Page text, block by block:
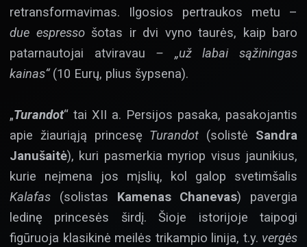
retransformavimas. Ilgosios pertraukos metu –
due espressošotas ir dvi vyno taurės, kaip baro
patarnautojai atviravau – „už labai sąžiningas
kainas“(10 Eurų, plius šypsena).
„Turandot“ tai XII a. Persijos pasaka, pasakojantis
apie žiauriąją princesę Turandot (solistė Sandra
Janušaitė), kuri pasmerkia myriop visus jaunikius,
kurie neįmena jos mįslių, kol galop svetimšalis
Kalafas (solistas Kamenas Chanevas) pavergia
ledinę princesės širdį. Šioje istorijoje taipogi
figūruoja klasikinė meilės trikampio linija, t.y. vergės